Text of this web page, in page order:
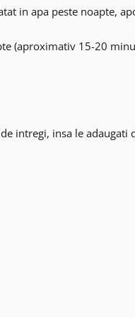
in apa peste noapte,
(aproximativ 15-20
intregi, insa le